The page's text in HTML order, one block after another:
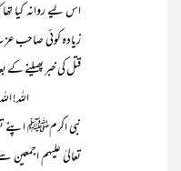
اس لیے روانہ کیا
زیادہ کوئی صاحب
قتل کی خبر پھیلنے کے
اللہ! اللہ!
تعالیٰ علیہم اجمعین